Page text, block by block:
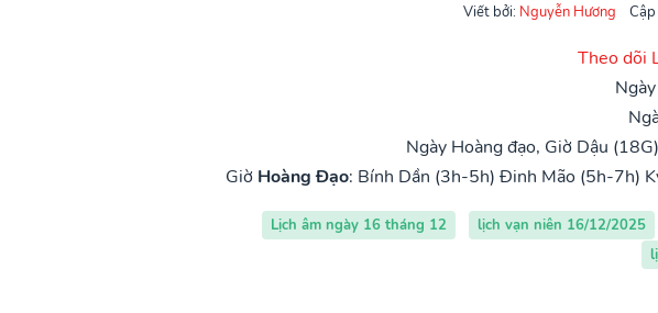
Viết bởi: Nguyễn Hương
Theo dõi
Ngày
Ngày Hoàng đạo, Giờ Dậu
Giờ Hoàng Đạo: Bính Dần (3h-5h) Đinh Mão (5h-7h)
Lịch âm ngày 16 tháng 12 lịch vạn niên 16/12/2025